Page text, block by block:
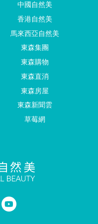
中國自然美
香港自然美
馬來西亞自然美
東森集團
東森購物
東森直消
東森房屋
東森新聞雲
草莓網